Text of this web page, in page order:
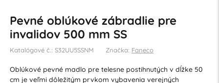
Pevné oblúkové zábradlie pre
invalidov 500 mm SS
Katalógové č.: S32UU5SSNM Značka: Faneco
Oblúkové pevné madlo pre telesne postihnutých v dĺžke 50
cm je veľmi dôležitým prvkom vybavenia verejných